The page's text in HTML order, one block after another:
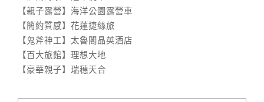
【親子露營】海洋公園露營車
【簡約質感】花蓮捷絲旅
【鬼斧神工】太魯閣晶英酒店
【百大旅館】理想大地
【豪華親子】瑞穗天合